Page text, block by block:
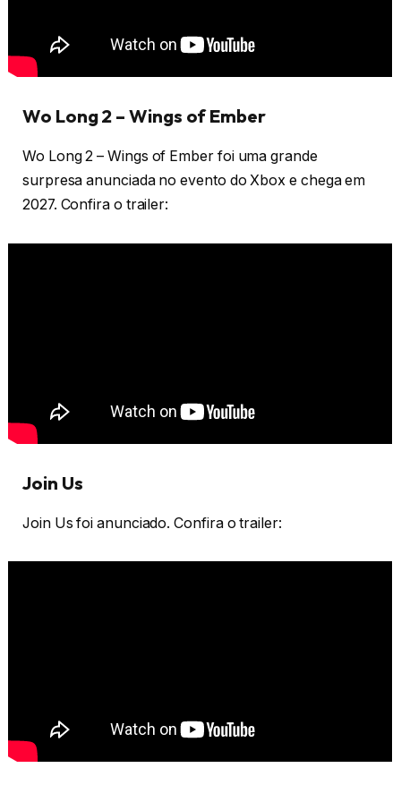
Wo Long 2 – Wings of Ember
Wo Long 2 – Wings of Ember foi uma grande
surpresa anunciada no evento do Xbox e chega em
2027. Confira o trailer:
Join Us
Join Us foi anunciado. Confira o trailer: